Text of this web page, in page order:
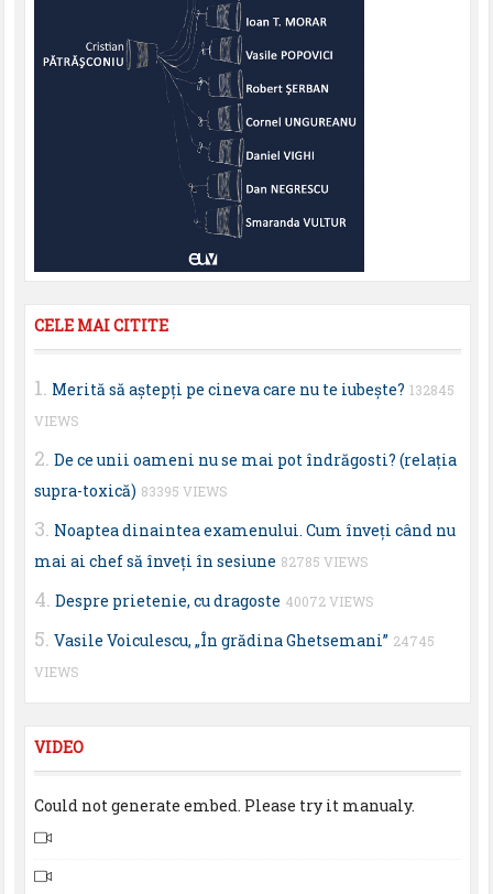
CELE MAI CITITE
Merită să aştepţi pe cineva care nu te iubeşte? 132845
VIEWS
De ce unii oameni nu se mai pot îndrăgosti? (relaţia
supra-toxică) 83395 VIEWS
Noaptea dinaintea examenului. Cum înveţi când nu
mai ai chef să înveţi în sesiune 82785 VIEWS
Despre prietenie, cu dragoste 40072 VIEWS
Vasile Voiculescu, „În grădina Ghetsemani” 24745
VIEWS
VIDEO
Could not generate embed. Please try it manualy.